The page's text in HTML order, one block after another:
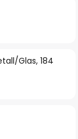
Glas, 184